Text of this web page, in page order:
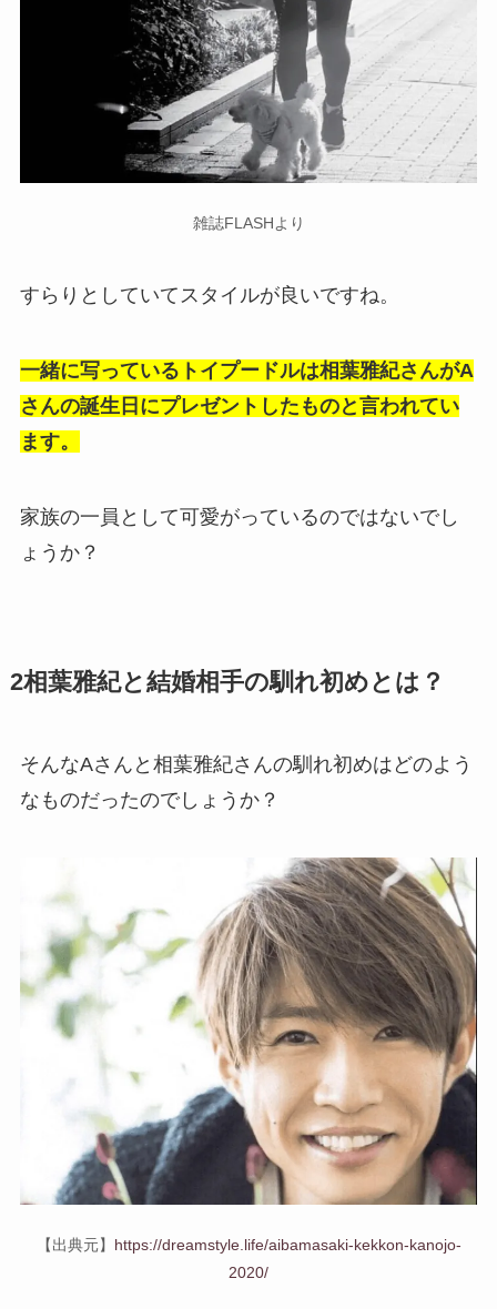
雑誌FLASHより
すらりとしていてスタイルが良いですね。
一緒に写っているトイプードルは相葉雅紀さんがA
さんの誕生日にプレゼントしたものと言われてい
ます。
家族の一員として可愛がっているのではないでし
ょうか？
2相葉雅紀と結婚相手の馴れ初めとは？
そんなAさんと相葉雅紀さんの馴れ初めはどのよう
なものだったのでしょうか？
【出典元】 https://dreamstyle.life/aibamasaki-kekkon-kanojo-
2020/